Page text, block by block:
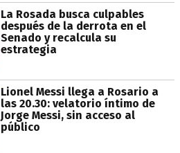
La Rosada busca culpables
después de la derrota en el
Senado y recalcula su
estrategia
Lionel Messi llega a Rosario a
las 20.30: velatorio íntimo de
Jorge Messi, sin acceso al
público